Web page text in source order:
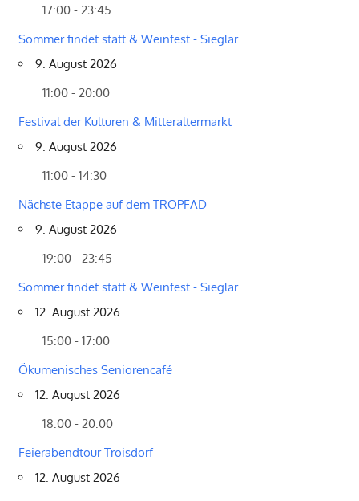
17:00 - 23:45
Sommer findet statt & Weinfest - Sieglar
9. August 2026
11:00 - 20:00
Festival der Kulturen & Mitteraltermarkt
9. August 2026
11:00 - 14:30
Nächste Etappe auf dem TROPFAD
9. August 2026
19:00 - 23:45
Sommer findet statt & Weinfest - Sieglar
12. August 2026
15:00 - 17:00
Ökumenisches Seniorencafé
12. August 2026
18:00 - 20:00
Feierabendtour Troisdorf
12. August 2026